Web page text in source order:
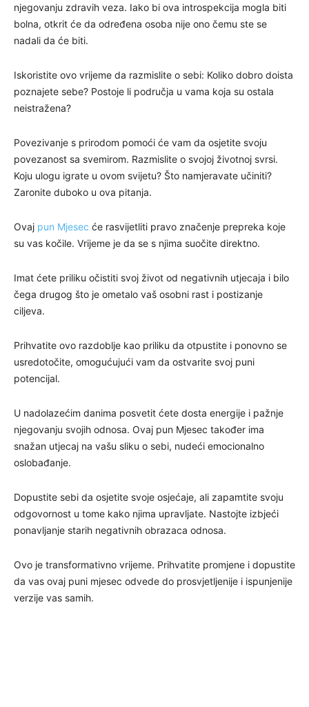
njegovanju zdravih veza. Iako bi ova introspekcija mogla biti
bolna, otkrit će da određena osoba nije ono čemu ste se
nadali da će biti.
Iskoristite ovo vrijeme da razmislite o sebi: Koliko dobro doista
poznajete sebe? Postoje li područja u vama koja su ostala
neistražena?
Povezivanje s prirodom pomoći će vam da osjetite svoju
povezanost sa svemirom. Razmislite o svojoj životnoj svrsi.
Koju ulogu igrate u ovom svijetu? Što namjeravate učiniti?
Zaronite duboko u ova pitanja.
Ovaj pun Mjesec će rasvijetliti pravo značenje prepreka koje
su vas kočile. Vrijeme je da se s njima suočite direktno.
Imat ćete priliku očistiti svoj život od negativnih utjecaja i bilo
čega drugog što je ometalo vaš osobni rast i postizanje
ciljeva.
Prihvatite ovo razdoblje kao priliku da otpustite i ponovno se
usredotočite, omogućujući vam da ostvarite svoj puni
potencijal.
U nadolazećim danima posvetit ćete dosta energije i pažnje
njegovanju svojih odnosa. Ovaj pun Mjesec također ima
snažan utjecaj na vašu sliku o sebi, nudeći emocionalno
oslobađanje.
Dopustite sebi da osjetite svoje osjećaje, ali zapamtite svoju
odgovornost u tome kako njima upravljate. Nastojte izbjeći
ponavljanje starih negativnih obrazaca odnosa.
Ovo je transformativno vrijeme. Prihvatite promjene i dopustite
da vas ovaj puni mjesec odvede do prosvjetljenije i ispunjenije
verzije vas samih.